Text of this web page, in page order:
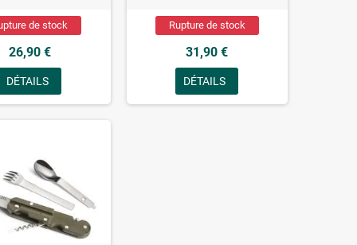
de stock
26,90 €
DÉTAILS
Rupture de stock
31,90 €
DÉTAILS